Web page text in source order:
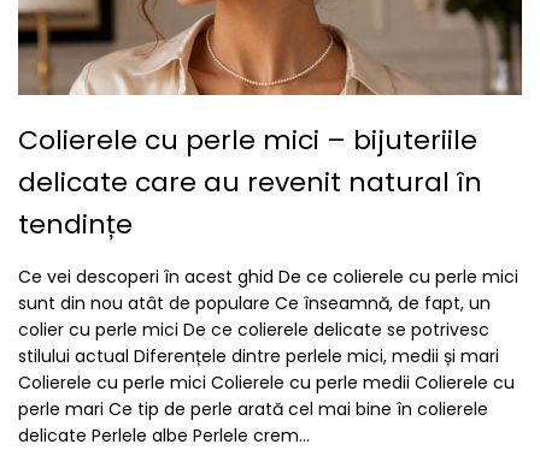
Colierele cu perle mici – bijuteriile
delicate care au revenit natural în
tendințe
Ce vei descoperi în acest ghid De ce colierele cu perle mici
sunt din nou atât de populare Ce înseamnă, de fapt, un
colier cu perle mici De ce colierele delicate se potrivesc
stilului actual Diferențele dintre perlele mici, medii și mari
Colierele cu perle mici Colierele cu perle medii Colierele cu
perle mari Ce tip de perle arată cel mai bine în colierele
delicate Perlele albe Perlele crem...